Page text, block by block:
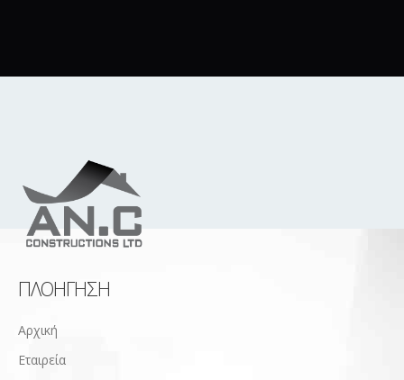
ΠΛΟΉΓΗΣΗ
Αρχική
Εταιρεία